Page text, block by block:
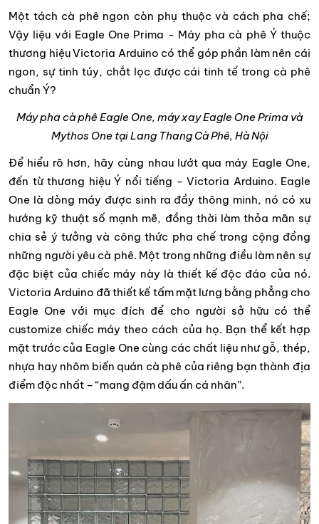
Một tách cà phê ngon còn phụ thuộc và cách pha chế;
Vậy liệu với Eagle One Prima - Máy pha cà phê Ý thuộc
thương hiệu Victoria Arduino có thể góp phần làm nên cái
ngon, sự tinh túy, chắt lọc được cái tinh tế trong cà phê
chuẩn Ý?
Máy pha cà phê Eagle One, máy xay Eagle One Prima và
Mythos One tại Lang Thang Cà Phê, Hà Nội
Để hiểu rõ hơn, hãy cùng nhau lướt qua máy Eagle One,
đến từ thương hiệu Ý nổi tiếng - Victoria Arduino. Eagle
One là dòng máy được sinh ra đầy thông minh, nó có xu
hướng kỹ thuật số mạnh mẽ, đồng thời làm thỏa mãn sự
chia sẻ ý tưởng và công thức pha chế trong cộng đồng
những người yêu cà phê. Một trong những điều làm nên sự
đặc biệt của chiếc máy này là thiết kế độc đáo của nó.
Victoria Arduino đã thiết kế tấm mặt lưng bằng phẳng cho
Eagle One với mục đích để cho người sở hữu có thể
customize chiếc máy theo cách của họ. Bạn thể kết hợp
mặt trước của Eagle One cùng các chất liệu như gỗ, thép,
nhựa hay nhôm biến quán cà phê của riêng bạn thành địa
điểm độc nhất – “mang đậm dấu ấn cá nhân”.